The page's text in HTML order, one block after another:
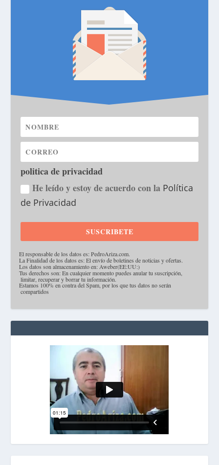
politica de privacidad
He leído y estoy de acuerdo con la Política
de Privacidad
SUSCRIBETE
El responsable de los datos es: PedroAriza.com.
La Finalidad de los datos es: El envío de boletines de noticias y ofertas.
Los datos son almacenamiento en: Aweber(EE:UU:)
Tus derechos son: En cualquier momento puedes anular tu suscripción,
limitar, recuperar y borrar tu información.
Estamos 100% en contra del Spam, por los que tus datos no serán
compartidos